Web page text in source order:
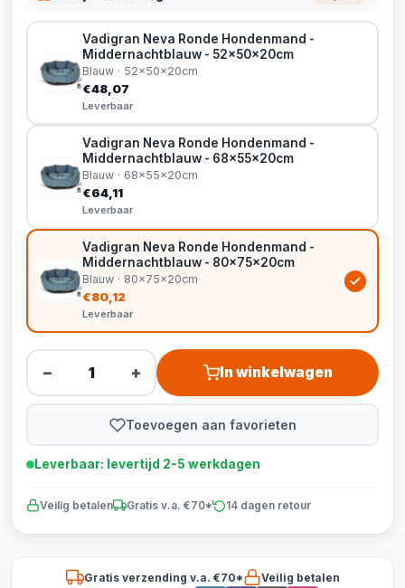
Vadigran Neva Ronde Hondenmand -
Middernachtblauw - 52x50x20cm
Blauw · 52x50x20cm
€48,07
Leverbaar
Vadigran Neva Ronde Hondenmand -
Middernachtblauw - 68x55x20cm
Blauw · 68x55x20cm
€64,11
Leverbaar
Vadigran Neva Ronde Hondenmand -
Middernachtblauw - 80x75x20cm
Blauw · 80x75x20cm
€80,12
Leverbaar
− + In winkelwagen
Toevoegen aan favorieten
Leverbaar: levertijd 2-5 werkdagen
Veilig betalen Gratis v.a. €70* 14 dagen retour
Gratis verzending v.a. €70*
Veilig betalen